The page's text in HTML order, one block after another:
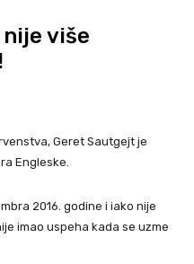
nije više
Geret Sautgejt je
Engleske.
2016. godine i iako nije
imao uspeha kada se uzme